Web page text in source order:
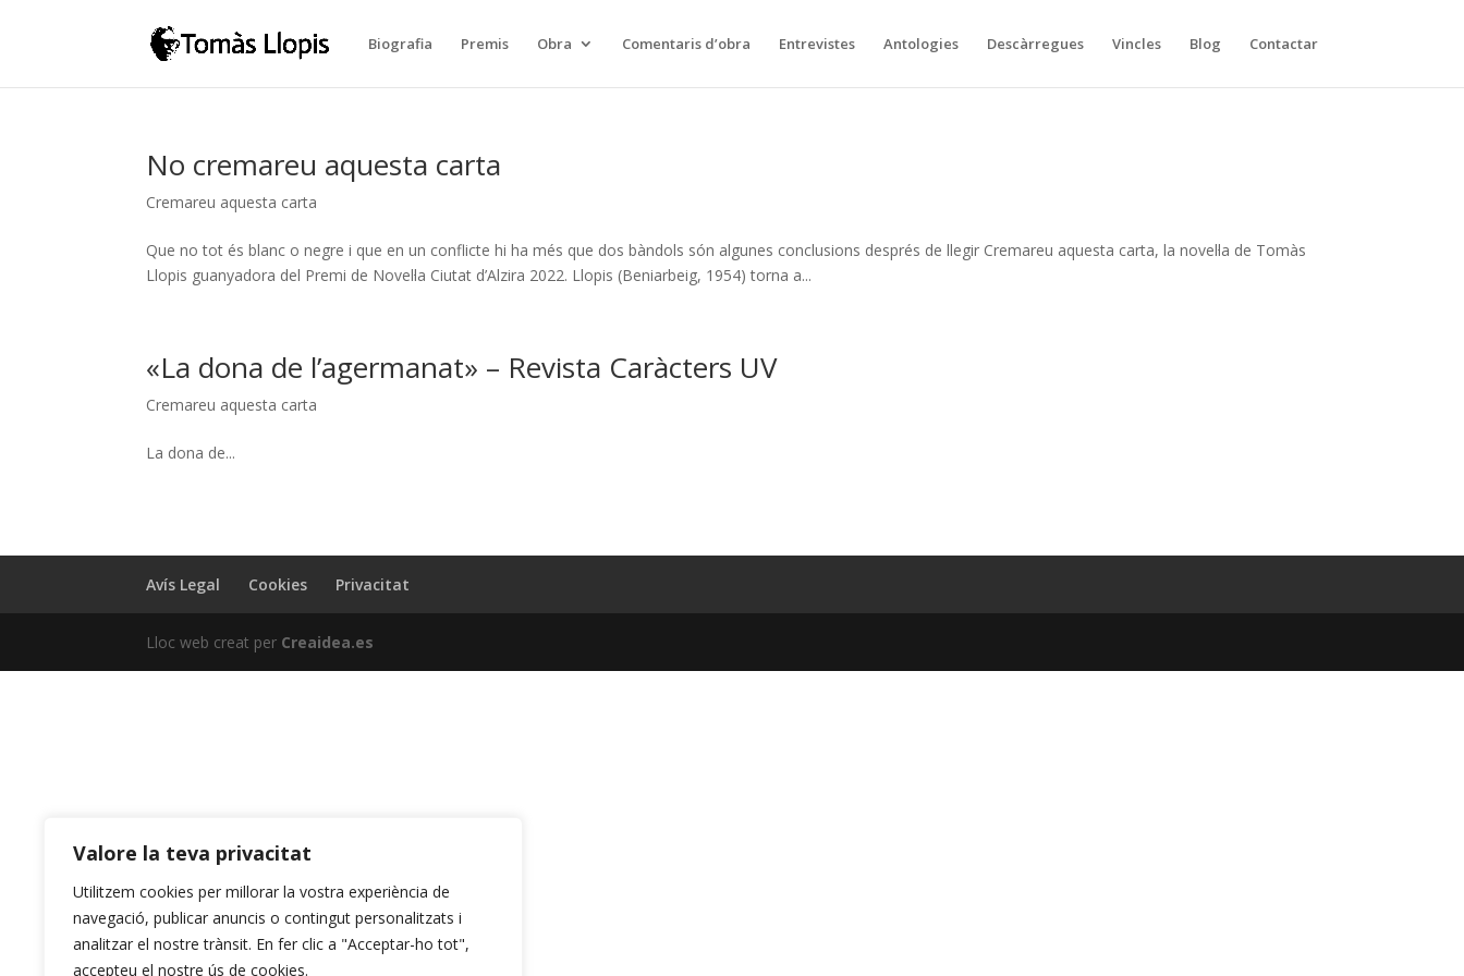
Valore la teva privacitat
Utilitzem cookies per millorar la vostra experiència de
navegació, publicar anuncis o contingut personalitzats i
analitzar el nostre trànsit. En fer clic a "Acceptar-ho tot",
accepteu el nostre ús de cookies.
Biografia Premis Obra Comentaris d’obra Entrevistes Antologies Descàrregues Vincles Blog Contactar
No cremareu aquesta carta
Cremareu aquesta carta
Que no tot és blanc o negre i que en un conflicte hi ha més que dos bàndols són algunes conclusions després de llegir Cremareu aquesta carta, la novel·la de Tomàs
Llopis guanyadora del Premi de Novel·la Ciutat d’Alzira 2022. Llopis (Beniarbeig, 1954) torna a...
«La dona de l’agermanat» – Revista Caràcters UV
Cremareu aquesta carta
La dona de...
Avís Legal Cookies Privacitat
Lloc web creat per Creaidea.es